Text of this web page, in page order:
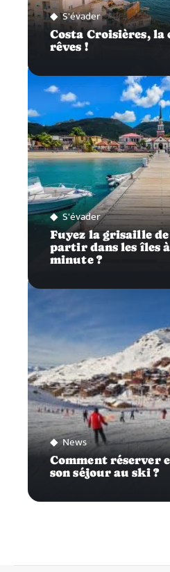
S'évader
Costa Croisières, la
rêves !
S'évader
Fuyez la grisaille
partir dans les îles
minute ?
News
Comment réserver
son séjour au ski ?